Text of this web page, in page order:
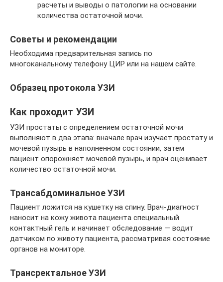
расчеты и выводы о патологии на основании
количества остаточной мочи.
Советы и рекомендации
Необходима предварительная запись по
многоканальному телефону ЦИР или на нашем сайте.
Образец протокола УЗИ
Как проходит УЗИ
УЗИ простаты с определением остаточной мочи
выполняют в два этапа: вначале врач изучает простату и
мочевой пузырь в наполненном состоянии, затем
пациент опорожняет мочевой пузырь, и врач оценивает
количество остаточной мочи.
Трансабдоминальное УЗИ
Пациент ложится на кушетку на спину. Врач-диагност
наносит на кожу живота пациента специальный
контактный гель и начинает обследование — водит
датчиком по животу пациента, рассматривая состояние
органов на мониторе.
Трансректальное УЗИ